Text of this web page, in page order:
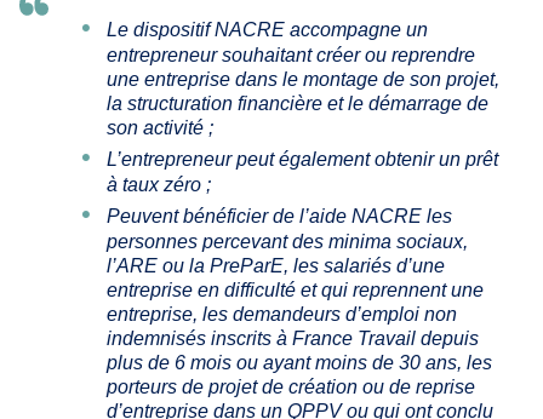
Le dispositif NACRE accompagne un
entrepreneur souhaitant créer ou reprendre
une entreprise dans le montage de son projet,
la structuration financière et le démarrage de
son activité ;
L’entrepreneur peut également obtenir un prêt
à taux zéro ;
Peuvent bénéficier de l’aide NACRE les
personnes percevant des minima sociaux,
l’ARE ou la PreParE, les salariés d’une
entreprise en difficulté et qui reprennent une
entreprise, les demandeurs d’emploi non
indemnisés inscrits à France Travail depuis
plus de 6 mois ou ayant moins de 30 ans, les
porteurs de projet de création ou de reprise
d’entreprise dans un QPPV ou qui ont conclu